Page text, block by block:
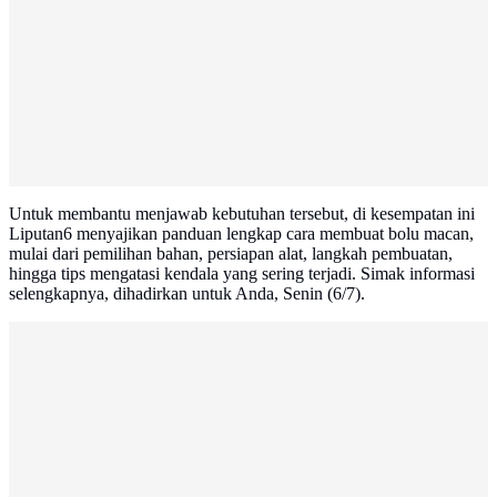
Untuk membantu menjawab kebutuhan tersebut, di kesempatan ini
Liputan6 menyajikan panduan lengkap cara membuat bolu macan,
mulai dari pemilihan bahan, persiapan alat, langkah pembuatan,
hingga tips mengatasi kendala yang sering terjadi. Simak informasi
selengkapnya, dihadirkan untuk Anda, Senin (6/7).